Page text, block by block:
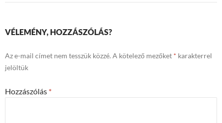
VÉLEMÉNY, HOZZÁSZÓLÁS?
Az e-mail címet nem tesszük közzé. A kötelező mezőket * karakterrel
jelöltük
Hozzászólás *